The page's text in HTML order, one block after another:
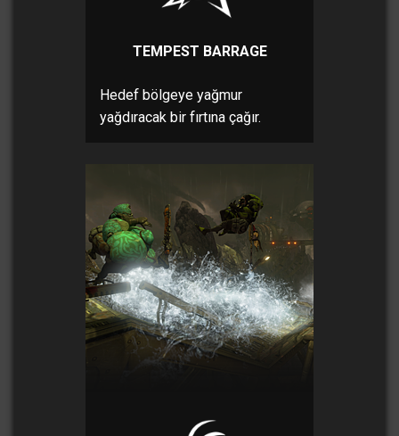
TEMPEST BARRAGE
Hedef bölgeye yağmur
yağdıracak bir fırtına çağır.